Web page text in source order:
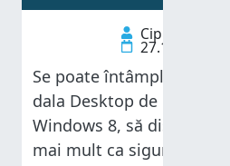
Ciprian
27.11.2012
Se poate întâmpla ca,
dala Desktop de pe
Windows 8, să dispară.
mai mult ca sigur o veți